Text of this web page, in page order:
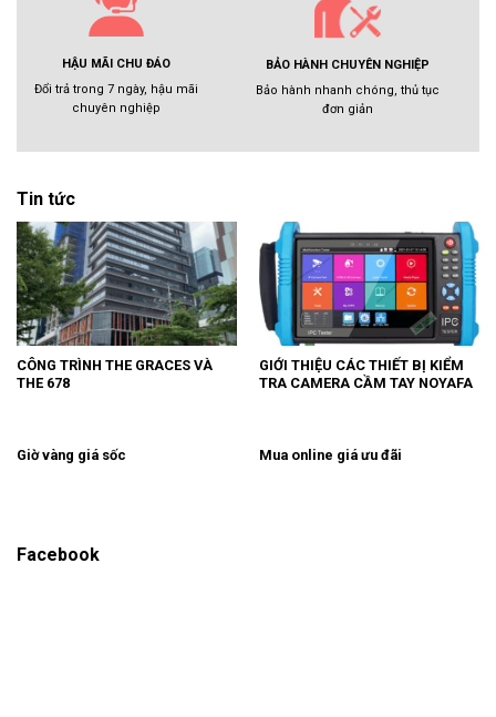
HẬU MÃI CHU ĐÁO
Đổi trả trong 7 ngày, hậu mãi
chuyên nghiệp
BẢO HÀNH CHUYÊN NGHIỆP
Bảo hành nhanh chóng, thủ tục
đơn giản
Tin tức
CÔNG TRÌNH THE GRACES VÀ
THE 678
GIỚI THIỆU CÁC THIẾT BỊ KIỂM
TRA CAMERA CẦM TAY NOYAFA
Giờ vàng giá sốc Mua online giá ưu đãi
Facebook